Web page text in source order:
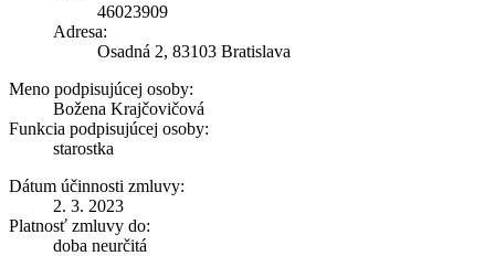
46023909
Adresa:
Osadná 2, 83103 Bratislava
Meno podpisujúcej osoby:
Božena Krajčovičová
Funkcia podpisujúcej osoby:
starostka
Dátum účinnosti zmluvy:
2. 3. 2023
Platnosť zmluvy do:
doba neurčitá